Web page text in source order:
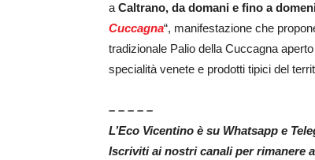
a Caltrano, da domani e fino a
Cuccagna“, manifestazione che
tradizionale Palio della Cuccagna
specialità venete e prodotti tipici del
– – – – –
L’Eco Vicentino è su Whatsapp e
Iscriviti ai nostri canali per rimanere